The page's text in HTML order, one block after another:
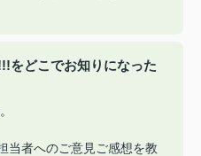
をどこでお知りになった
当者へのご意見ご感想を教